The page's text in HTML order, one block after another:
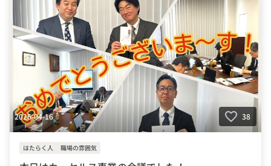
2026-04-16 38
はたらく人 職場の雰囲気